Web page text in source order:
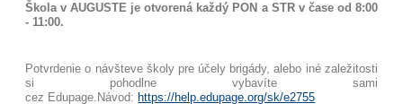
Škola v AUGUSTE je otvorená každý PON a STR v čase od 8:00
- 11:00.
Potvrdenie o návšteve školy pre účely brigády, alebo iné zaležitosti
si pohodlne vybavíte sami
cez Edupage. Návod: https://help.edupage.org/sk/e2755